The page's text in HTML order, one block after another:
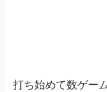
打ち始めて数ゲー